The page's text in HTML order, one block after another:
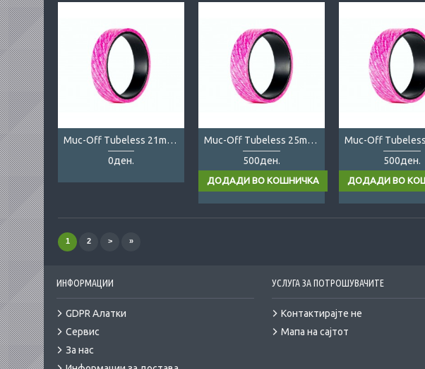
Muc-Off Tubeless 21mm Tape
0ден.
Muc-Off Tubeless 25mm Tape
500ден.
500ден.
1 2 > »
ИНФОРМАЦИИ
GDPR Алатки
Сервис
За нас
УСЛУГА ЗА ПОТРОШУВАЧИТЕ
Контактирајте не
Мапа на сајтот